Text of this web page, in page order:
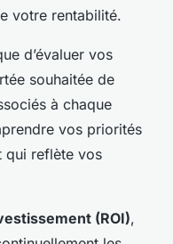
votre rentabilité.
d’évaluer vos
souhaitée de
à chaque
vos priorités
qui reflète vos
(ROI),